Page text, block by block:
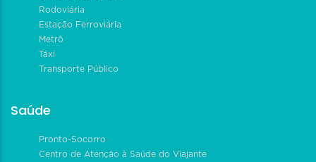
Rodoviária
Estação Ferroviária
Metrô
Táxi
Transporte Público
Saúde
Pronto-Socorro
Centro de Atenção à Saúde do Viajante